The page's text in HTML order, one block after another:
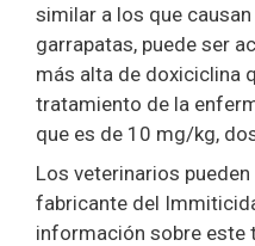
similar a los que
garrapatas, puede ser
más alta de doxiciclina
tratamiento de la
que es de 10 mg/kg,
Los veterinarios
fabricante del
información sobre este